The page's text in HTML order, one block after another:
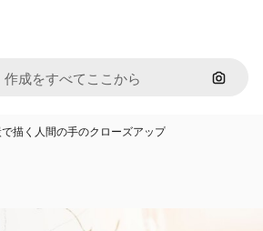
画像で
描く人間の手のクローズアップ